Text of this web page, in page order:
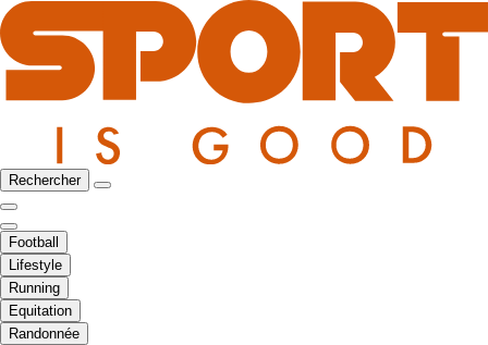
Rechercher
Football
Lifestyle
Running
Equitation
Randonnée